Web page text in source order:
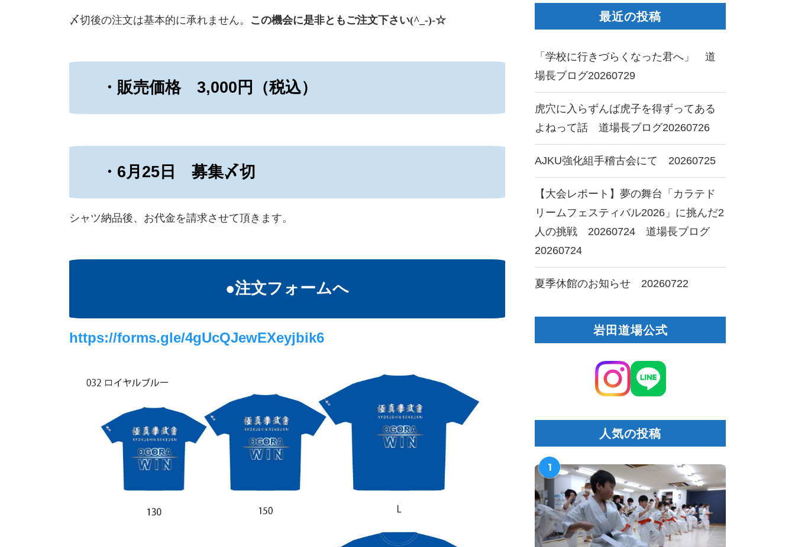
〆切後の注文は基本的に承れません。 この機会に是非ともご注文下さい(^_-)-☆
・販売価格 3,000円（税込）
・6月25日 募集〆切
シャツ納品後、お代金を請求させて頂きます。
●注文フォームへ
https://forms.gle/4gUcQJewEXeyjbik6
最近の投稿
「学校に行きづらくなった君へ」 道
場長ブログ20260729
虎穴に入らずんば虎子を得ずってある
よねって話 道場長ブログ20260726
AJKU強化組手稽古会にて 20260725
【大会レポート】夢の舞台「カラテド
リームフェスティバル2026」に挑んだ2
人の挑戦 20260724 道場長ブログ
20260724
夏季休館のお知らせ 20260722
岩田道場公式
人気の投稿
1